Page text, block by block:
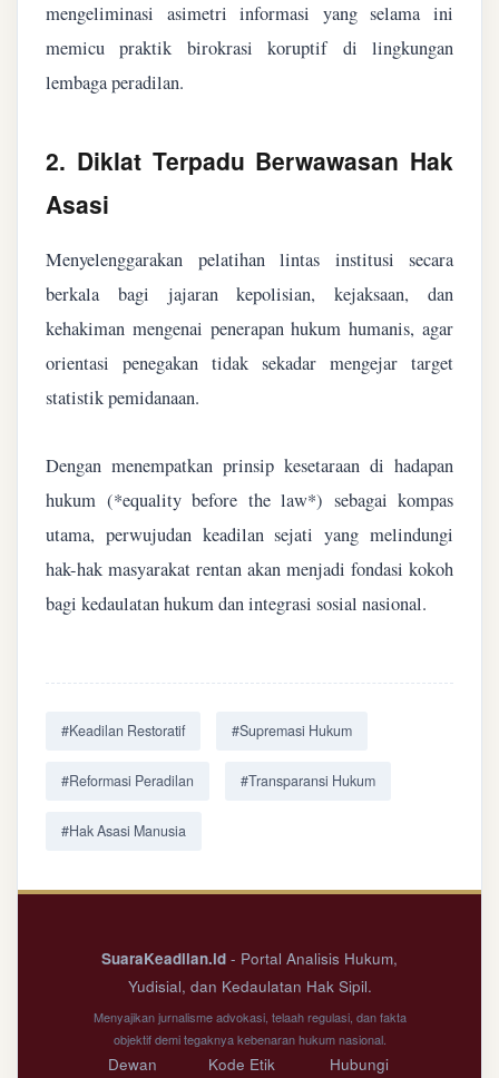
mengeliminasi asimetri informasi yang selama ini
memicu praktik birokrasi koruptif di lingkungan
lembaga peradilan.
2. Diklat Terpadu Berwawasan Hak
Asasi
Menyelenggarakan pelatihan lintas institusi secara
berkala bagi jajaran kepolisian, kejaksaan, dan
kehakiman mengenai penerapan hukum humanis, agar
orientasi penegakan tidak sekadar mengejar target
statistik pemidanaan.
Dengan menempatkan prinsip kesetaraan di hadapan
hukum (*equality before the law*) sebagai kompas
utama, perwujudan keadilan sejati yang melindungi
hak-hak masyarakat rentan akan menjadi fondasi kokoh
bagi kedaulatan hukum dan integrasi sosial nasional.
#Keadilan Restoratif #Supremasi Hukum
#Reformasi Peradilan #Transparansi Hukum
#Hak Asasi Manusia
SuaraKeadilan.id - Portal Analisis Hukum,
Yudisial, dan Kedaulatan Hak Sipil.
Menyajikan jurnalisme advokasi, telaah regulasi, dan fakta
objektif demi tegaknya kebenaran hukum nasional.
Dewan Kode Etik Hubungi